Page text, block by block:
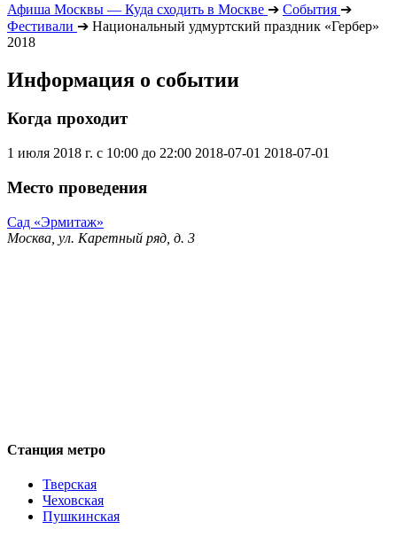
Афиша Москвы — Куда сходить в Москве ➔ События ➔
Фестивали ➔ Национальный удмуртский праздник «Гербер»
2018
Информация о событии
Когда проходит
1 июля 2018 г. с 10:00 до 22:00 2018-07-01 2018-07-01
Место проведения
Сад «Эрмитаж»
Москва, ул. Каретный ряд, д. 3
Станция метро
Тверская
Чеховская
Пушкинская